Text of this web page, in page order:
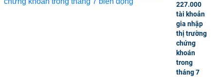
227.000
tài khoản
gia nhập
thị trường
chứng
khoán
trong
tháng 7